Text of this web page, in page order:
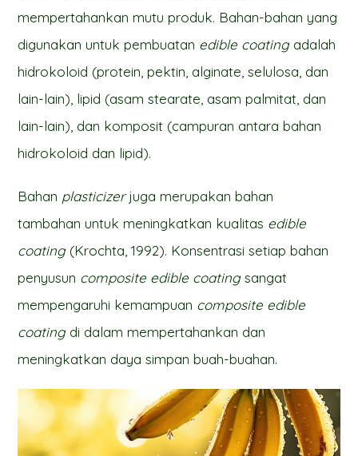
mempertahankan mutu produk. Bahan-bahan yang
digunakan untuk pembuatan edible coating adalah
hidrokoloid (protein, pektin, alginate, selulosa, dan
lain-lain), lipid (asam stearate, asam palmitat, dan
lain-lain), dan komposit (campuran antara bahan
hidrokoloid dan lipid).
Bahan plasticizerjuga merupakan bahan
tambahan untuk meningkatkan kualitas edible
coating (Krochta, 1992). Konsentrasi setiap bahan
penyusun composite edible coatingsangat
mempengaruhi kemampuan composite edible
coating di dalam mempertahankan dan
meningkatkan daya simpan buah-buahan.